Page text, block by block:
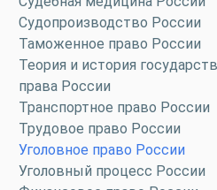
Судопроизводство России
Таможенное право России
Теория и история
права России
Транспортное право России
Трудовое право России
Уголовное право России
Уголовный процесс России